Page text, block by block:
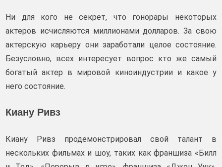
Ни для кого не секрет, что гонорары некоторых
актеров исчисляются миллионами долларов. За свою
актерскую карьеру они заработали целое состояние.
Безусловно, всех интересует вопрос кто же самый
богатый актер в мировой киноиндустрии и какое у
него состояние.
Киану Ривз
Киану Ривз продемонстрировал свой талант в
нескольких фильмах и шоу, таких как франшиза «Билл